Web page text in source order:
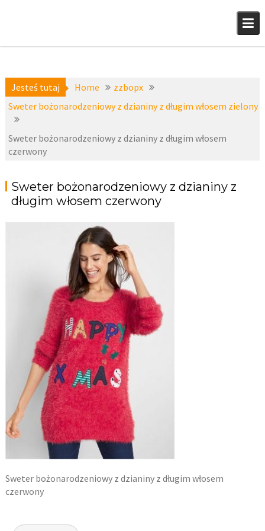
Jesteś tutaj Home
zzbopx
Sweter bożonarodzeniowy z dzianiny z długim włosem zielony
Sweter bożonarodzeniowy z dzianiny z długim włosem
czerwony
Sweter bożonarodzeniowy z dzianiny z
długim włosem czerwony
Sweter bożonarodzeniowy z dzianiny z długim włosem
czerwony